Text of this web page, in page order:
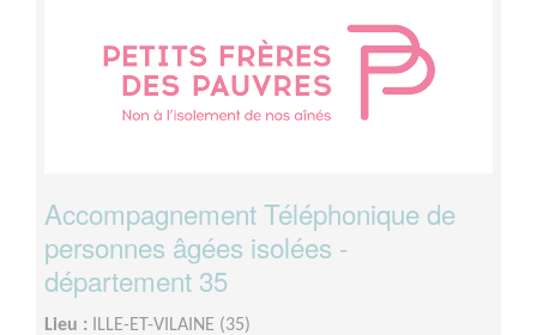
Accompagnement Téléphonique de
personnes âgées isolées -
département 35
Lieu : ILLE-ET-VILAINE (35)